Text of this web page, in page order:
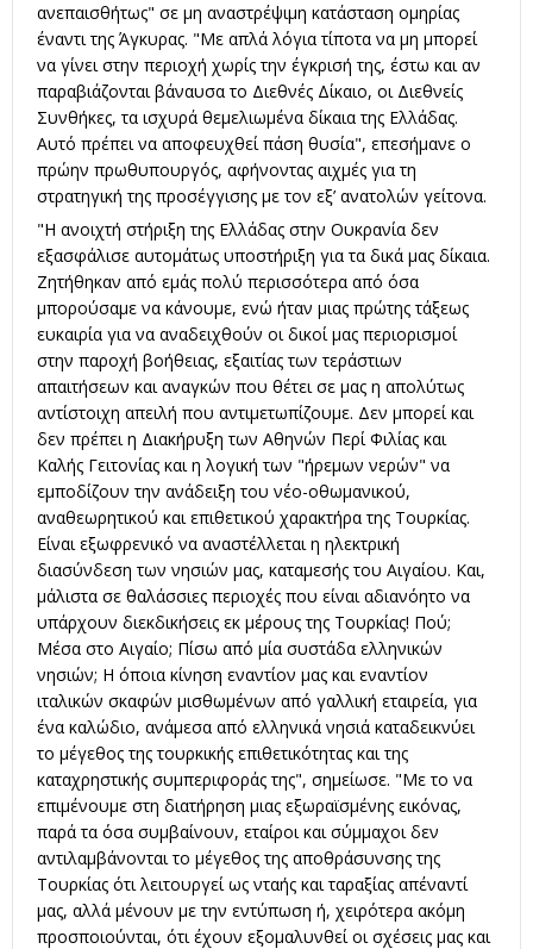
ανεπαισθήτως" σε μη αναστρέψιμη κατάσταση ομηρίας
έναντι της Άγκυρας. "Με απλά λόγια τίποτα να μη μπορεί
να γίνει στην περιοχή χωρίς την έγκρισή της, έστω και αν
παραβιάζονται βάναυσα το Διεθνές Δίκαιο, οι Διεθνείς
Συνθήκες, τα ισχυρά θεμελιωμένα δίκαια της Ελλάδας.
Αυτό πρέπει να αποφευχθεί πάση θυσία", επεσήμανε ο
πρώην πρωθυπουργός, αφήνοντας αιχμές για τη
στρατηγική της προσέγγισης με τον εξ’ ανατολών γείτονα.
"Η ανοιχτή στήριξη της Ελλάδας στην Ουκρανία δεν
εξασφάλισε αυτομάτως υποστήριξη για τα δικά μας δίκαια.
Ζητήθηκαν από εμάς πολύ περισσότερα από όσα
μπορούσαμε να κάνουμε, ενώ ήταν μιας πρώτης τάξεως
ευκαιρία για να αναδειχθούν οι δικοί μας περιορισμοί
στην παροχή βοήθειας, εξαιτίας των τεράστιων
απαιτήσεων και αναγκών που θέτει σε μας η απολύτως
αντίστοιχη απειλή που αντιμετωπίζουμε. Δεν μπορεί και
δεν πρέπει η Διακήρυξη των Αθηνών Περί Φιλίας και
Καλής Γειτονίας και η λογική των "ήρεμων νερών" να
εμποδίζουν την ανάδειξη του νέο-οθωμανικού,
αναθεωρητικού και επιθετικού χαρακτήρα της Τουρκίας.
Είναι εξωφρενικό να αναστέλλεται η ηλεκτρική
διασύνδεση των νησιών μας, καταμεσής του Αιγαίου. Και,
μάλιστα σε θαλάσσιες περιοχές που είναι αδιανόητο να
υπάρχουν διεκδικήσεις εκ μέρους της Τουρκίας! Πού;
Μέσα στο Αιγαίο; Πίσω από μία συστάδα ελληνικών
νησιών; Η όποια κίνηση εναντίον μας και εναντίον
ιταλικών σκαφών μισθωμένων από γαλλική εταιρεία, για
ένα καλώδιο, ανάμεσα από ελληνικά νησιά καταδεικνύει
το μέγεθος της τουρκικής επιθετικότητας και της
καταχρηστικής συμπεριφοράς της", σημείωσε. "Με το να
επιμένουμε στη διατήρηση μιας εξωραϊσμένης εικόνας,
παρά τα όσα συμβαίνουν, εταίροι και σύμμαχοι δεν
αντιλαμβάνονται το μέγεθος της αποθράσυνσης της
Τουρκίας ότι λειτουργεί ως νταής και ταραξίας απέναντί
μας, αλλά μένουν με την εντύπωση ή, χειρότερα ακόμη
προσποιούνται, ότι έχουν εξομαλυνθεί οι σχέσεις μας και